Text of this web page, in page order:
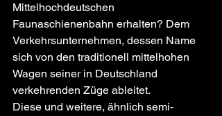
Mittelhochdeutschen
Faunaschienenbahn erhalten? Dem
Verkehrsunternehmen, dessen Name
sich von den traditionell mittelhohen
Wagen seiner in Deutschland
verkehrenden Züge ableitet.
Diese und weitere, ähnlich semi-